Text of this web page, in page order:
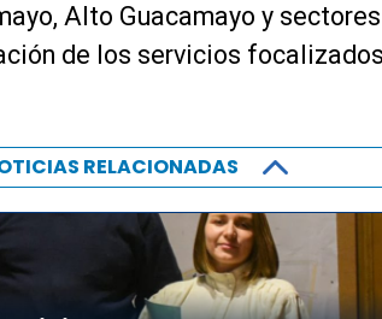
Alto Guacamayo y
de los servicios
RELACIONADAS